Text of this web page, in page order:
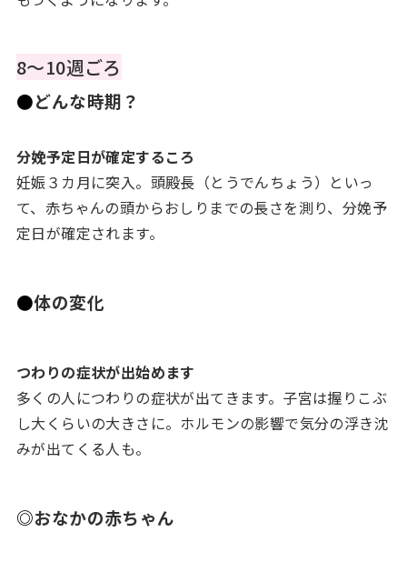
8～10週ごろ
●どんな時期？
分娩予定日が確定するころ
妊娠３カ月に突入。頭殿長（とうでんちょう）といっ
て、赤ちゃんの頭からおしりまでの長さを測り、分娩予
定日が確定されます。
●体の変化
つわりの症状が出始めます
多くの人につわりの症状が出てきます。子宮は握りこぶ
し大くらいの大きさに。ホルモンの影響で気分の浮き沈
みが出てくる人も。
◎おなかの赤ちゃん